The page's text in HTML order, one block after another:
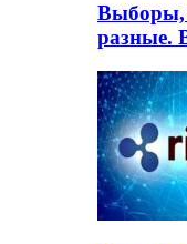
Выборы,
разные.